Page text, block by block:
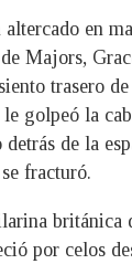
en
Majors,
trasero
golpeó la
de la
fracturó.
británica
por celos